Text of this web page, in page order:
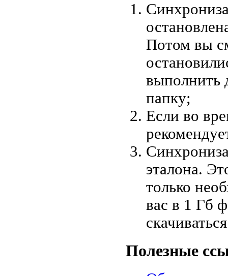
Потом вы
выполнить
папку;
Если во
эталона.
только
вас в 1 Гб
Полезные